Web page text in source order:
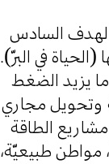
الهدف السادس
في البرّ).
ما يزيد الضغط
وتحويل مجاري
الطاقة
مواطن طبيعيّة،